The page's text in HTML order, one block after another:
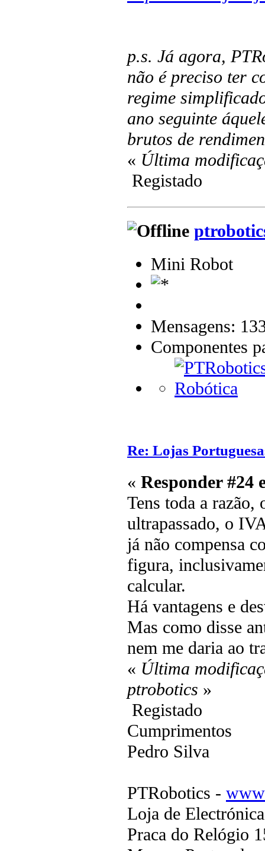
p.s. Já agora,
não é preciso ter
regime
ano seguinte
brutos de
« Última
Registado
Mini Robot
Mensagens:
Componentes
Re: Lojas
« Responder #24
Tens toda a
ultrapassado, o
já não compensa
figura,
calcular.
Há vantagens e
Mas como disse
nem me daria ao
« Última
ptrobotics »
Registado
Cumprimentos
Pedro Silva
PTRobotics -
Loja de
Praca do Relógio